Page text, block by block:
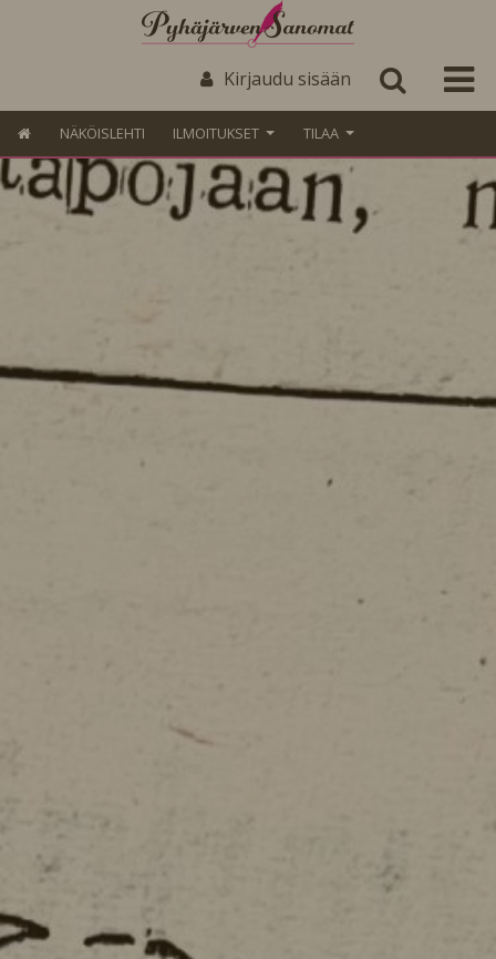
Kirjaudu sisään
NÄKÖISLEHTI ILMOITUKSET TILAA